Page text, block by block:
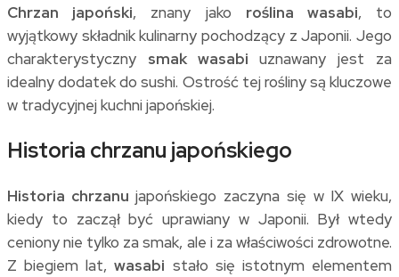
Chrzan japoński, znany jako roślina wasabi, to
wyjątkowy składnik kulinarny pochodzący z Japonii. Jego
charakterystyczny smak wasabi uznawany jest za
idealny dodatek do sushi. Ostrość tej rośliny są kluczowe
w tradycyjnej kuchni japońskiej.
Historia chrzanu japońskiego
Historia chrzanu japońskiego zaczyna się w IX wieku,
kiedy to zaczął być uprawiany w Japonii. Był wtedy
ceniony nie tylko za smak, ale i za właściwości zdrowotne.
Z biegiem lat,wasabi stało się istotnym elementem